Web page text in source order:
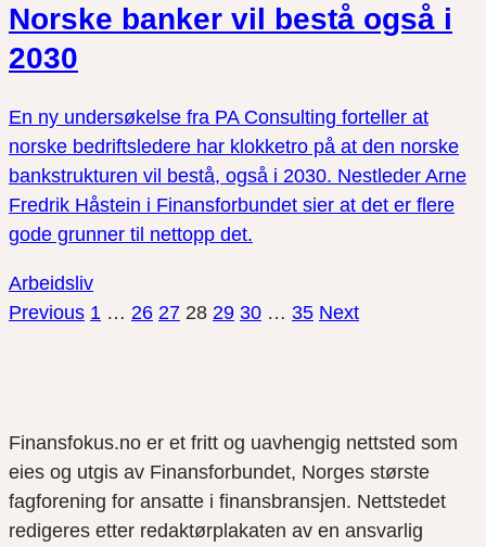
Norske banker vil bestå også i
2030
En ny undersøkelse fra PA Consulting forteller at
norske bedriftsledere har klokketro på at den norske
bankstrukturen vil bestå, også i 2030. Nestleder Arne
Fredrik Håstein i Finansforbundet sier at det er flere
gode grunner til nettopp det.
Arbeidsliv
Previous 1 … 26 27 28 29 30 … 35 Next
Finansfokus.no er et fritt og uavhengig nettsted som
eies og utgis av Finansforbundet, Norges største
fagforening for ansatte i finansbransjen. Nettstedet
redigeres etter redaktørplakaten av en ansvarlig